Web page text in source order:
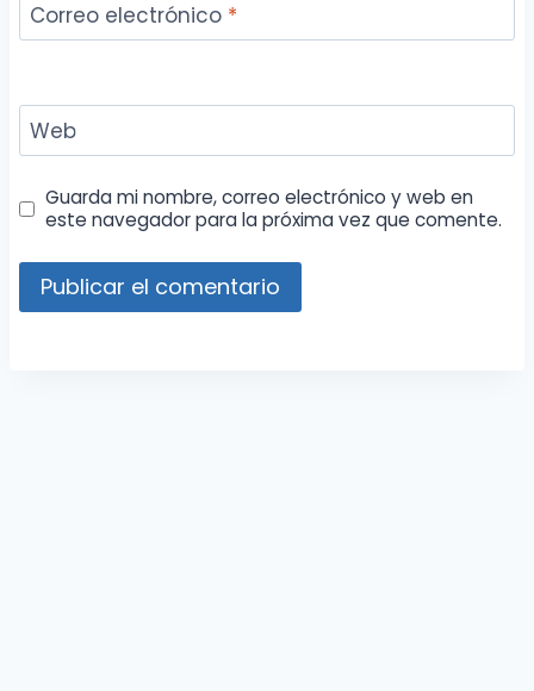
Correo electrónico *
Web
Guarda mi nombre, correo electrónico y web en
este navegador para la próxima vez que comente.